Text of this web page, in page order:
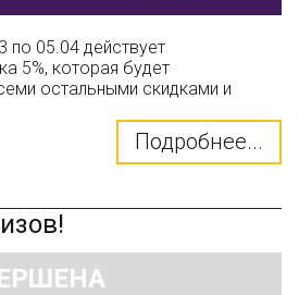
по 05.04 действует
5%, которая будет
остальными скидками и
Подробнее...